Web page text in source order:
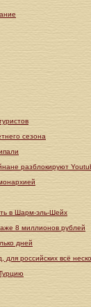
сезона
разблокируют
в Шарм-эль-Шейх
8 миллионов рублей
дней
российских всё